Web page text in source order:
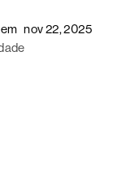
nov 22, 2025